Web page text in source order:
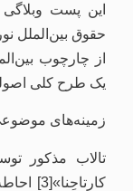
حقوق بین‌الملل
از چارچوب
یک طرح کلی اصولی را برای
زمینه‌های
تالاب مذکور